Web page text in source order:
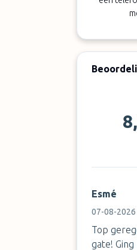
Esmé
07-08-2026
Top
gate!